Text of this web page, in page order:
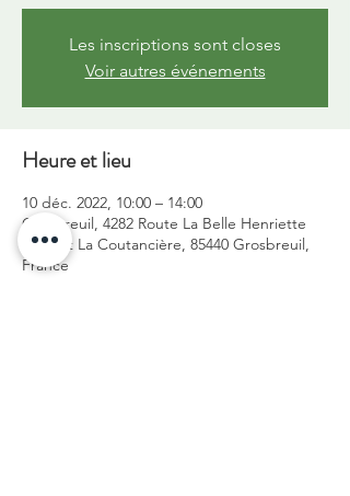
Les inscriptions sont closes
Voir autres événements
Heure et lieu
10 déc. 2022, 10:00 – 14:00
Grosbreuil, 4282 Route La Belle Henriette
Lieu dit La Coutancière, 85440 Grosbreuil,
France